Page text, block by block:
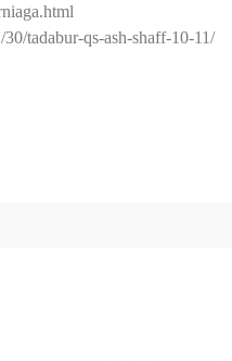
tadabur-qs-ash-shaff-10-11/